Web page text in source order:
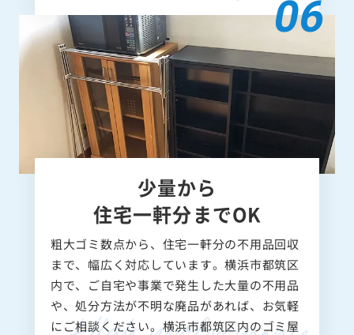
少量から
住宅一軒分までOK
粗大ゴミ数点から、住宅一軒分の不用品回収
まで、幅広く対応しています。横浜市都筑区
内で、ご自宅や事業で発生した大量の不用品
や、処分方法が不明な廃品があれば、お気軽
にご相談ください。横浜市都筑区内のゴミ屋